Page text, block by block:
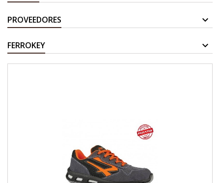
PROVEEDORES
FERROKEY